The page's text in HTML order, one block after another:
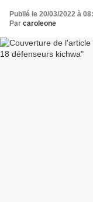
Publié le 20/03/2022 à
Par caroleone